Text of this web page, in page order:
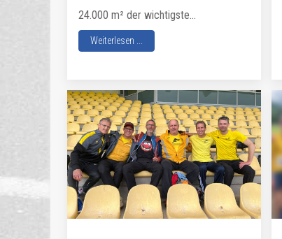
24.000 m² der wichtigste...
Weiterlesen ...